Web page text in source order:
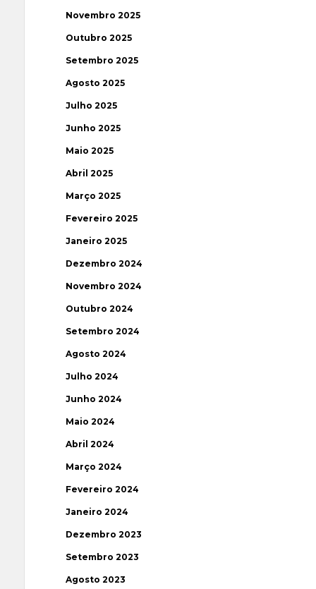
Novembro 2025
Outubro 2025
Setembro 2025
Agosto 2025
Julho 2025
Junho 2025
Maio 2025
Abril 2025
Março 2025
Fevereiro 2025
Janeiro 2025
Dezembro 2024
Novembro 2024
Outubro 2024
Setembro 2024
Agosto 2024
Julho 2024
Junho 2024
Maio 2024
Abril 2024
Março 2024
Fevereiro 2024
Janeiro 2024
Dezembro 2023
Setembro 2023
Agosto 2023